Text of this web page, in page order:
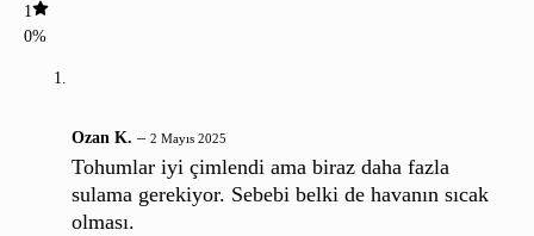
1
0%
Ozan K. – 2 Mayıs 2025
Tohumlar iyi çimlendi ama biraz daha fazla
sulama gerekiyor. Sebebi belki de havanın sıcak
olması.